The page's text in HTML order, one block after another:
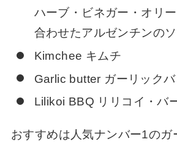
ハーブ・ビネガー・オリ
合わせたアルゼンチンの
Kimchee キムチ
Garlic butter ガーリック
Lilikoi BBQ リリコイ・バ
おすすめは人気ナンバー1のガ